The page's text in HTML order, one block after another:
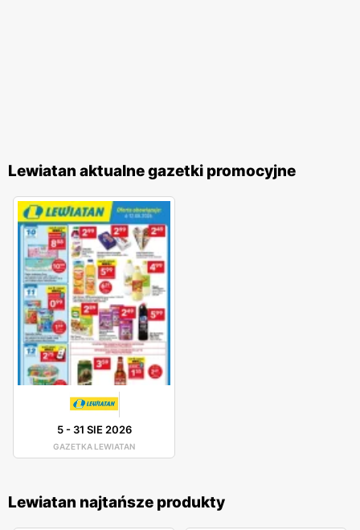
Lewiatan aktualne gazetki promocyjne
5- 31 SIE 2026
GAZETKA LEWIATAN
Lewiatan najtańsze produkty